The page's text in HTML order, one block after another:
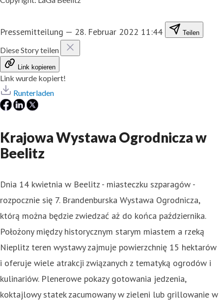
Pressemitteilung — 28. Februar 2022 11:44 Teilen
Diese Story teilen
Link kopieren
Link wurde kopiert!
Runterladen
Krajowa Wystawa Ogrodnicza w
Beelitz
Dnia 14 kwietnia w Beelitz - miasteczku szparagów -
rozpocznie się 7. Brandenburska Wystawa Ogrodnicza,
którą można będzie zwiedzać aż do końca października.
Położony między historycznym starym miastem a rzeką
Nieplitz teren wystawy zajmuje powierzchnię 15 hektarów
i oferuje wiele atrakcji związanych z tematyką ogrodów i
kulinariów. Plenerowe pokazy gotowania jedzenia,
koktajlowy statek zacumowany w zieleni lub grillowanie w